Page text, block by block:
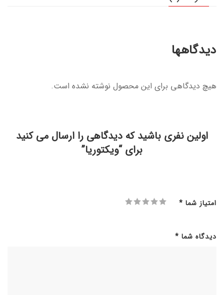
دیدگاهها
هیچ دیدگاهی برای این محصول نوشته نشده است.
اولین نفری باشید که دیدگاهی را ارسال می کنید
برای “ویکتوریا”
امتیاز شما *
دیدگاه شما *